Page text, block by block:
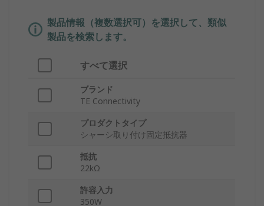
製品情報（複数選択可）を選択して、類似
製品を検索します。
すべて選択
ブランド
TE Connectivity
プロダクトタイプ
シャーシ取り付け固定抵抗器
抵抗
22kΩ
許容入力
350W